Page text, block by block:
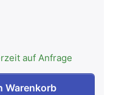
auf Anfrage
AiroClearEinbau
Warenkorb